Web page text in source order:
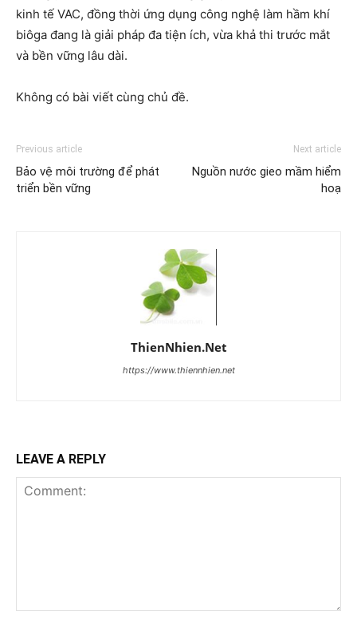
kinh tế VAC, đồng thời ứng dụng công nghệ làm hầm khí
biôga đang là giải pháp đa tiện ích, vừa khả thi trước mắt
và bền vững lâu dài.
Không có bài viết cùng chủ đề.
Previous article
Bảo vệ môi trường để phát
triển bền vững
Next article
Nguồn nước gieo mầm hiểm
hoạ
ThienNhien.Net
https://www.thiennhien.net
LEAVE A REPLY